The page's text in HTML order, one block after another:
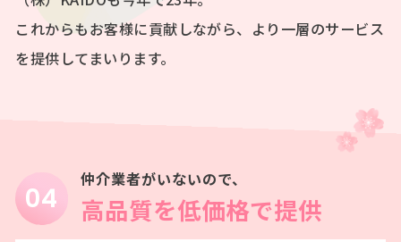
これからもお客様に貢献しながら、より一層のサービス
を提供してまいります。
仲介業者がいないので、
高品質を低価格で提供